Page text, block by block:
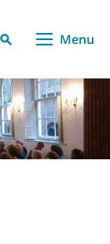
Menu